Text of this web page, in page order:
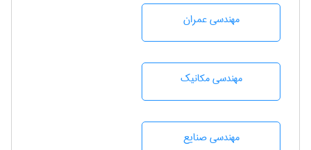
مهندسی عمران
مهندسی مکانیک
مهندسی صنايع